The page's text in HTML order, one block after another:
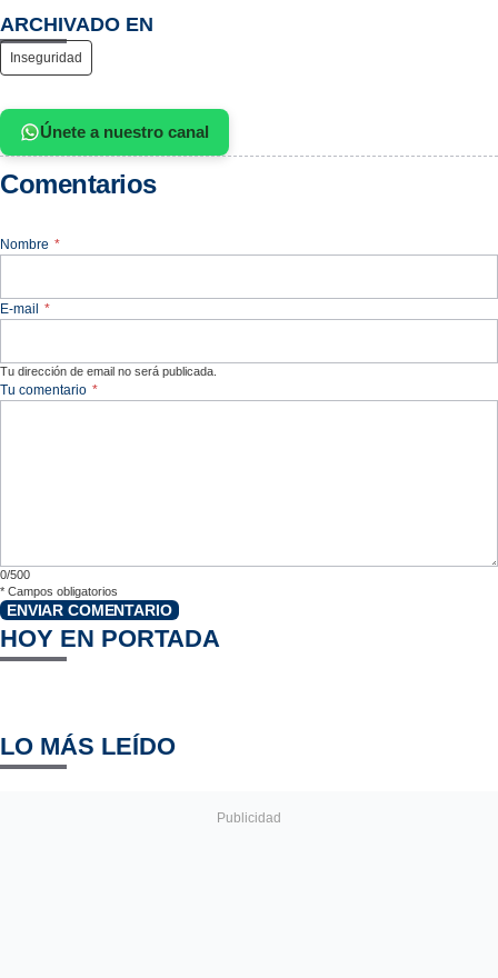
ARCHIVADO EN
Inseguridad
Únete a nuestro canal
Comentarios
Nombre *
E-mail *
Tu dirección de email no será publicada.
Tu comentario *
0/500
* Campos obligatorios
ENVIAR COMENTARIO
HOY EN PORTADA
LO MÁS LEÍDO